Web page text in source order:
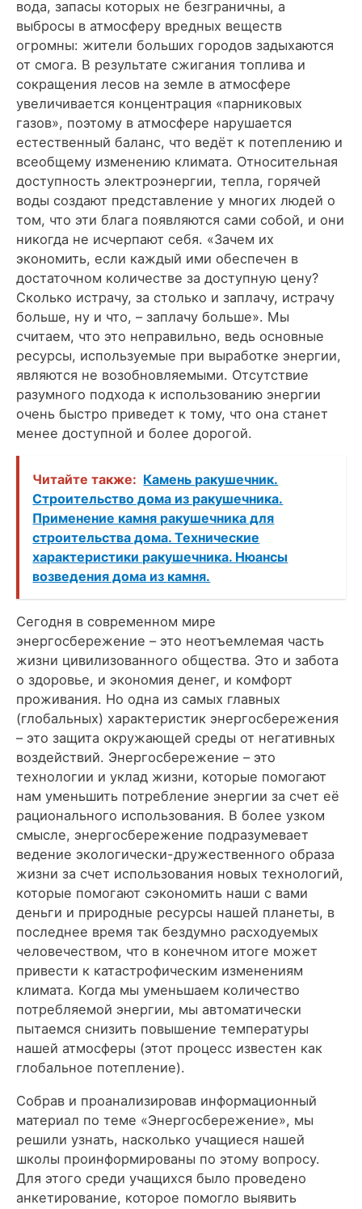
вода, запасы которых не безграничны, а
выбросы в атмосферу вредных веществ
огромны: жители больших городов задыхаются
от смога. В результате сжигания топлива и
сокращения лесов на земле в атмосфере
увеличивается концентрация «парниковых
газов», поэтому в атмосфере нарушается
естественный баланс, что ведёт к потеплению и
всеобщему изменению климата. Относительная
доступность электроэнергии, тепла, горячей
воды создают представление у многих людей о
том, что эти блага появляются сами собой, и они
никогда не исчерпают себя. «Зачем их
экономить, если каждый ими обеспечен в
достаточном количестве за доступную цену?
Сколько истрачу, за столько и заплачу, истрачу
больше, ну и что, – заплачу больше». Мы
считаем, что это неправильно, ведь основные
ресурсы, используемые при выработке энергии,
являются не возобновляемыми. Отсутствие
разумного подхода к использованию энергии
очень быстро приведет к тому, что она станет
менее доступной и более дорогой.
Читайте также: Камень ракушечник.
Строительство дома из ракушечника.
Применение камня ракушечника для
строительства дома. Технические
характеристики ракушечника. Нюансы
возведения дома из камня.
Сегодня в современном мире
энергосбережение – это неотъемлемая часть
жизни цивилизованного общества. Это и забота
о здоровье, и экономия денег, и комфорт
проживания. Но одна из самых главных
(глобальных) характеристик энергосбережения
– это защита окружающей среды от негативных
воздействий. Энергосбережение – это
технологии и уклад жизни, которые помогают
нам уменьшить потребление энергии за счет её
рационального использования. В более узком
смысле, энергосбережение подразумевает
ведение экологически-дружественного образа
жизни за счет использования новых технологий,
которые помогают сэкономить наши с вами
деньги и природные ресурсы нашей планеты, в
последнее время так бездумно расходуемых
человечеством, что в конечном итоге может
привести к катастрофическим изменениям
климата. Когда мы уменьшаем количество
потребляемой энергии, мы автоматически
пытаемся снизить повышение температуры
нашей атмосферы (этот процесс известен как
глобальное потепление).
Собрав и проанализировав информационный
материал по теме «Энергосбережение», мы
решили узнать, насколько учащиеся нашей
школы проинформированы по этому вопросу.
Для этого среди учащихся было проведено
анкетирование, которое помогло выявить